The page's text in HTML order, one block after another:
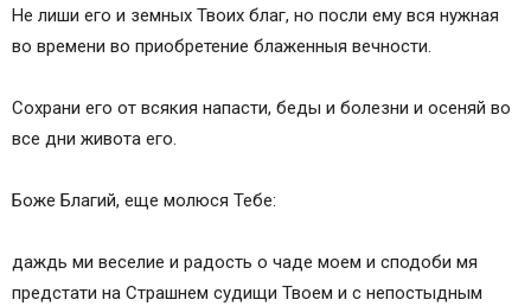
Не лиши его и земных Твоих благ, но посли ему вся нужная
во времени во приобретение блаженныя вечности.
Сохрани его от всякия напасти, беды и болезни и осеняй во
все дни живота его.
Боже Благий, еще молюся Тебе:
даждь ми веселие и радость о чаде моем и сподоби мя
предстати на Страшнем судищи Твоем и с непостыдным